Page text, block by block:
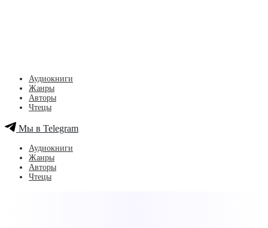
Аудиокниги
Жанры
Авторы
Чтецы
Мы в Telegram
Аудиокниги
Жанры
Авторы
Чтецы